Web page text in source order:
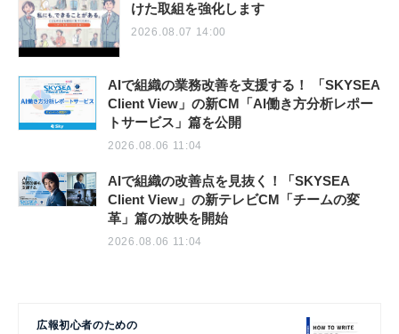
けた取組を強化します
2026.08.07 14:00
AIで組織の業務改善を支援する！ 「SKYSEA
Client View」の新CM「AI働き方分析レポー
トサービス」篇を公開
2026.08.06 11:04
AIで組織の改善点を見抜く！「SKYSEA
Client View」の新テレビCM「チームの変
革」篇の放映を開始
2026.08.06 11:04
広報初心者のための